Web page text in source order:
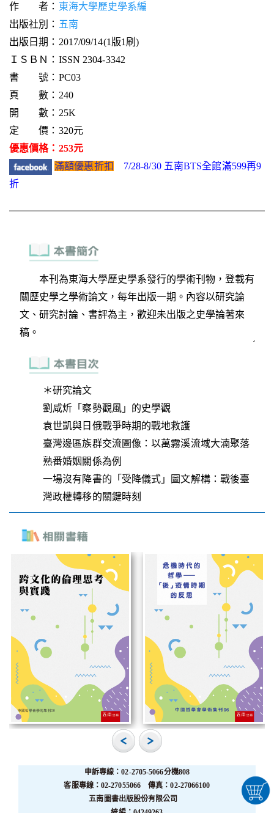
作 者： 東海大學歷史學系編
出版社別： 五南
出版日期：2017/09/14(1版1刷)
ＩＳＢＮ：ISSN 2304-3342
書 號：PC03
頁 數：240
開 數：25K
定 價：320元
優惠價格：253元
滿額優惠折扣
7/28-8/30 五南BTS全館滿599再9
折
＊研究論文
劉咸炘「察勢觀風」的史學觀
袁世凱與日俄戰爭時期的戰地救護
臺灣邊區族群交流圖像：以萬霧溪流域大湳聚落
熟番婚姻關係為例
一場沒有降書的「受降儀式」圖文解構：戰後臺
灣政權轉移的關鍵時刻
申訴專線：02-2705-5066分機808
客服專線：02-27055066 傳真：02-27066100
五南圖書出版股份有限公司